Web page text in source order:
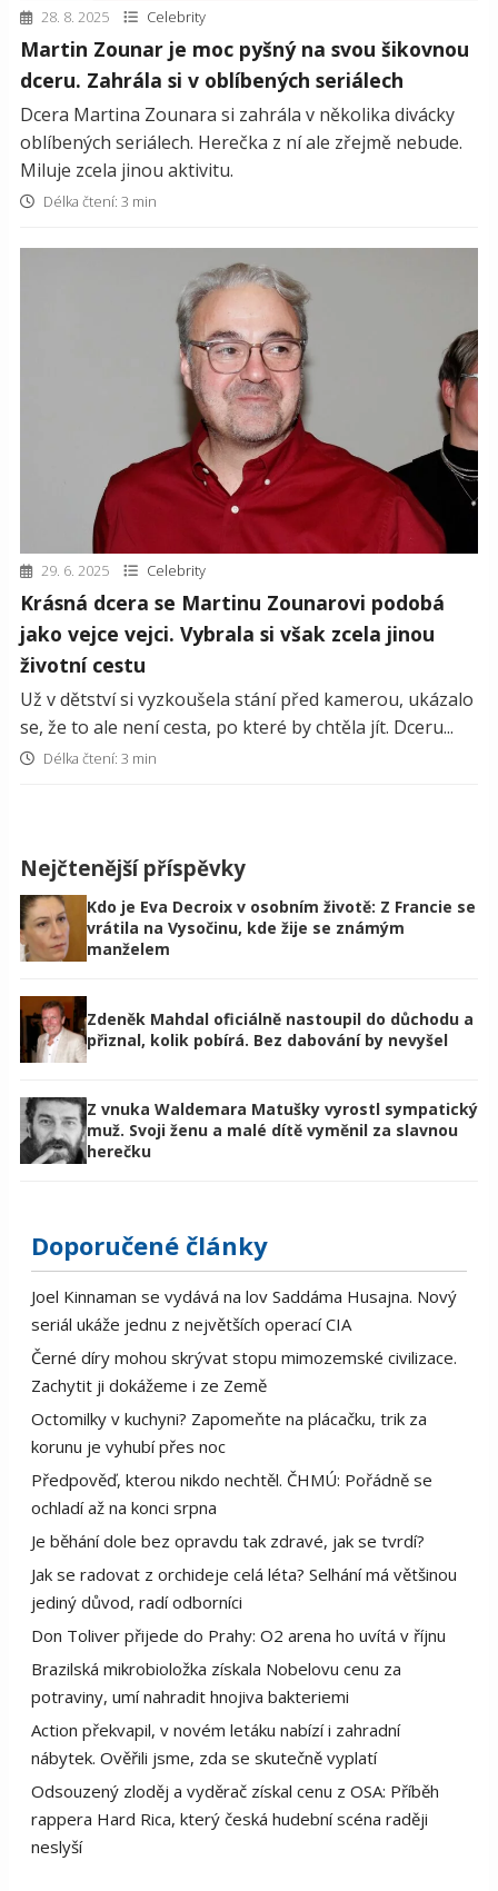
28. 8. 2025 Celebrity
Martin Zounar je moc pyšný na svou šikovnou
dceru. Zahrála si v oblíbených seriálech
Dcera Martina Zounara si zahrála v několika divácky
oblíbených seriálech. Herečka z ní ale zřejmě nebude.
Miluje zcela jinou aktivitu.
Délka čtení: 3 min
29. 6. 2025 Celebrity
Krásná dcera se Martinu Zounarovi podobá
jako vejce vejci. Vybrala si však zcela jinou
životní cestu
Už v dětství si vyzkoušela stání před kamerou, ukázalo
se, že to ale není cesta, po které by chtěla jít. Dceru...
Délka čtení: 3 min
Nejčtenější příspěvky
Kdo je Eva Decroix v osobním životě: Z Francie se
vrátila na Vysočinu, kde žije se známým
manželem
Zdeněk Mahdal oficiálně nastoupil do důchodu a
přiznal, kolik pobírá. Bez dabování by nevyšel
Z vnuka Waldemara Matušky vyrostl sympatický
muž. Svoji ženu a malé dítě vyměnil za slavnou
herečku
Doporučené články
Joel Kinnaman se vydává na lov Saddáma Husajna. Nový
seriál ukáže jednu z největších operací CIA
Černé díry mohou skrývat stopu mimozemské civilizace.
Zachytit ji dokážeme i ze Země
Octomilky v kuchyni? Zapomeňte na plácačku, trik za
korunu je vyhubí přes noc
Předpověď, kterou nikdo nechtěl. ČHMÚ: Pořádně se
ochladí až na konci srpna
Je běhání dole bez opravdu tak zdravé, jak se tvrdí?
Jak se radovat z orchideje celá léta? Selhání má většinou
jediný důvod, radí odborníci
Don Toliver přijede do Prahy: O2 arena ho uvítá v říjnu
Brazilská mikrobioložka získala Nobelovu cenu za
potraviny, umí nahradit hnojiva bakteriemi
Action překvapil, v novém letáku nabízí i zahradní
nábytek. Ověřili jsme, zda se skutečně vyplatí
Odsouzený zloděj a vyděrač získal cenu z OSA: Příběh
rappera Hard Rica, který česká hudební scéna raději
neslyší